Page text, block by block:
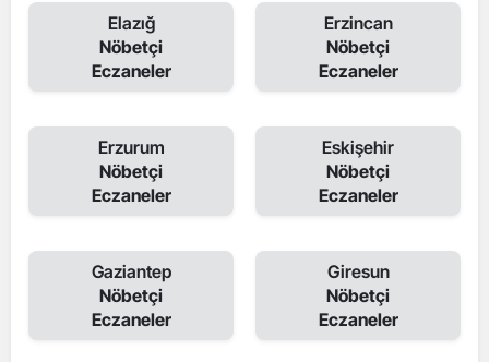
Elazığ
Nöbetçi
Eczaneler
Erzincan
Nöbetçi
Eczaneler
Erzurum
Nöbetçi
Eczaneler
Eskişehir
Nöbetçi
Eczaneler
Gaziantep
Nöbetçi
Eczaneler
Giresun
Nöbetçi
Eczaneler